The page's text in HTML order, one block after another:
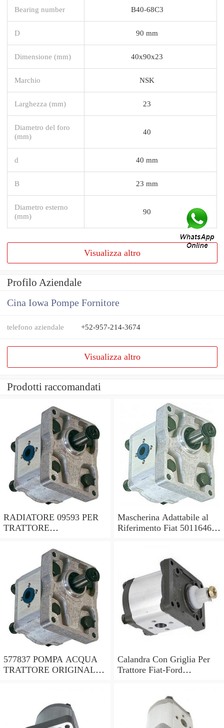
Bearing number B40-68C3
D 90 mm
Dimensione (mm) 40x90x23
Marchio NSK
Larghezza (mm) 23
Diametro del foro
(mm)
40
d 40 mm
B 23 mm
Diametro esterno
(mm)
90
Visualizza altro
Profilo Aziendale
Cina Iowa Pompe Fornitore
telefono aziendale +52-957-214-3674
Visualizza altro
Prodotti raccomandati
RADIATORE 09593 PER
TRATTORE
ORIGINALE 5153481
Mascherina Adattabile al
Riferimento Fiat 5011646
577837 POMPA ACQUA
TRATTORE ORIGINALE
Calandra Con Griglia Per
Trattore Fiat-Ford